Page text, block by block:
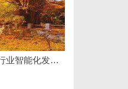
自动定位平衡机厂家引领行业智能化发展新趋势